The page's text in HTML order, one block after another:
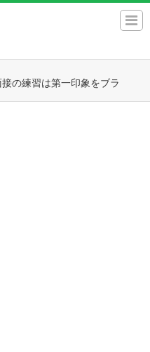
の練習は第一印象をブラ